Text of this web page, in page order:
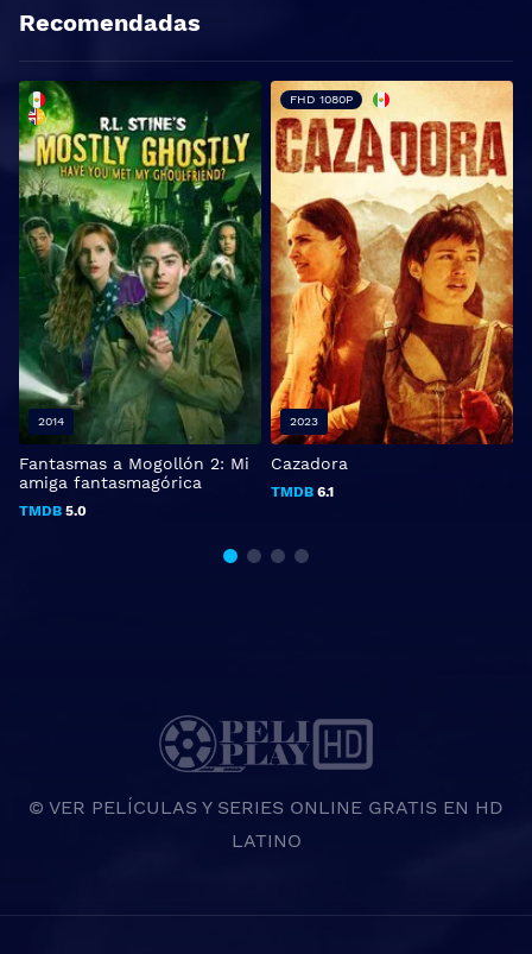
Recomendadas
Fantasmas a Mogollón 2: Mi
amiga fantasmagórica
TMDB 5.0
2014
Cazadora
TMDB 6.1
FHD 1080P
2023
© VER PELÍCULAS Y SERIES ONLINE GRATIS EN HD
LATINO